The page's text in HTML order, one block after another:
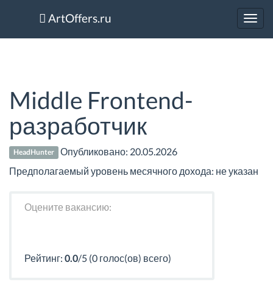
ArtOffers.ru
Middle Frontend-
разработчик
HeadHunter Опубликовано: 20.05.2026
Предполагаемый уровень месячного дохода: не указан
Оцените вакансию:
Рейтинг: 0.0/5 (0 голос(ов) всего)